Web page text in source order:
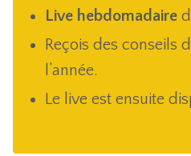
Live hebdomadaire
Reçois des conseils
l’année.
Le live est ensuite